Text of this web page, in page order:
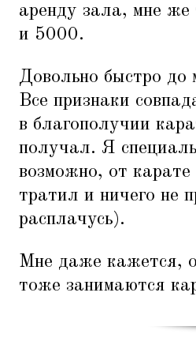
аренду зала, мне
и 5000.
Довольно быстро
Все признаки
в благополучии
получал. Я
возможно, от
тратил и ничего не
расплачусь).
Мне даже кажется,
тоже занимаются